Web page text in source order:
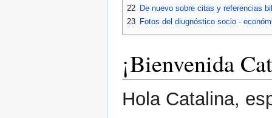
22 De nuevo sobre citas y referencias
23 Fotos del diugnóstico socio -
¡Bienvenida
Hola Catalina,